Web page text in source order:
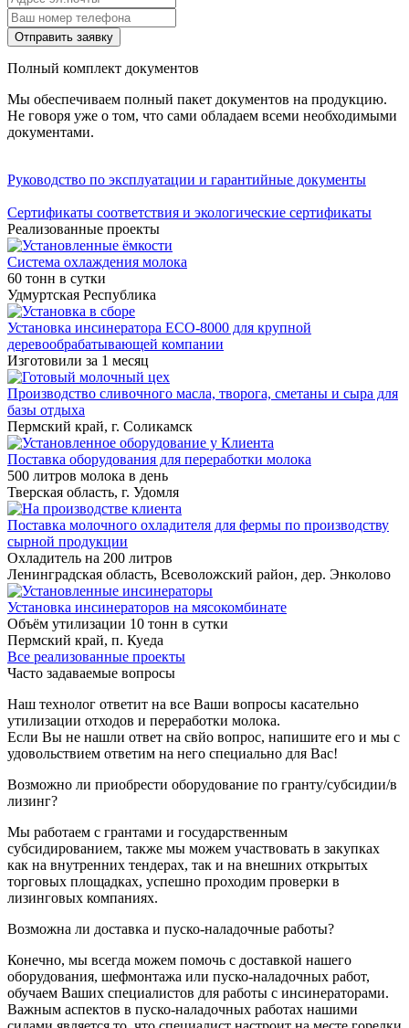
Отправить заявку
Полный комплект документов
Мы обеспечиваем полный пакет документов на продукцию.
Не говоря уже о том, что сами обладаем всеми необходимыми
документами.
Руководство по эксплуатации и гарантийные документы
Сертификаты соответствия и экологические сертификаты
Реализованные проекты
Система охлаждения молока
60 тонн в сутки
Удмуртская Республика
Установка инсинератора ECO-8000 для крупной
деревообрабатывающей компании
Изготовили за 1 месяц
Производство сливочного масла, творога, сметаны и сыра для
базы отдыха
Пермский край, г. Соликамск
Поставка оборудования для переработки молока
500 литров молока в день
Тверская область, г. Удомля
Поставка молочного охладителя для фермы по производству
сырной продукции
Охладитель на 200 литров
Ленинградская область, Всеволожский район, дер. Энколово
Установка инсинераторов на мясокомбинате
Объём утилизации 10 тонн в сутки
Пермский край, п. Куеда
Все реализованные проекты
Часто задаваемые вопросы
Наш технолог ответит на все Ваши вопросы касательно
утилизации отходов и переработки молока.
Если Вы не нашли ответ на свйо вопрос, напишите его и мы с
удовольствием ответим на него специально для Вас!
Возможно ли приобрести оборудование по гранту/субсидии/в
лизинг?
Мы работаем с грантами и государственным
субсидированием, также мы можем участвовать в закупках
как на внутренних тендерах, так и на внешних открытых
торговых площадках, успешно проходим проверки в
лизинговых компаниях.
Возможна ли доставка и пуско-наладочные работы?
Конечно, мы всегда можем помочь с доставкой нашего
оборудования, шефмонтажа или пуско-наладочных работ,
обучаем Ваших специалистов для работы с инсинераторами.
Важным аспектов в пуско-наладочных работах нашими